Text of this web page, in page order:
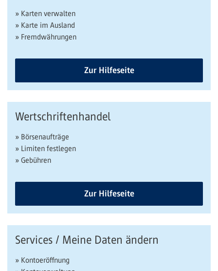
» Karten verwalten
» Karte im Ausland
» Fremdwährungen
Zur Hilfeseite
Wertschriftenhandel
» Börsenaufträge
» Limiten festlegen
» Gebühren
Zur Hilfeseite
Services / Meine Daten ändern
» Kontoeröffnung